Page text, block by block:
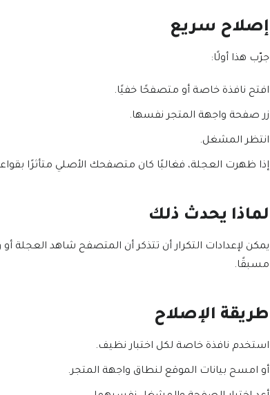
إصلاح سريع
جرّب هذا أولًا:
افتح نافذة خاصة أو متصفحًا خفيًا.
زر صفحة واجهة المتجر نفسها.
انتظر المشغل.
إذا ظهرت العجلة، فغالبًا كان متصفحك الأصلي متأثرًا بقواعد
لماذا يحدث ذلك
يمكن لإعدادات التكرار أن تتذكر أن المتصفح شاهد العجلة أو
مسبقًا.
طريقة الإصلاح
استخدم نافذة خاصة لكل اختبار نظيف.
أو امسح بيانات الموقع لنطاق واجهة المتجر.